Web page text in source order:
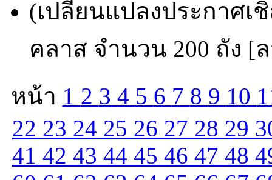
(เปลี่ยนแปลงประกาศ
คลาส จำนวน 200 ถัง [
หน้า 1 2 3 4 5 6 7 8 9 10
22 23 24 25 26 27 28 29
41 42 43 44 45 46 47 48